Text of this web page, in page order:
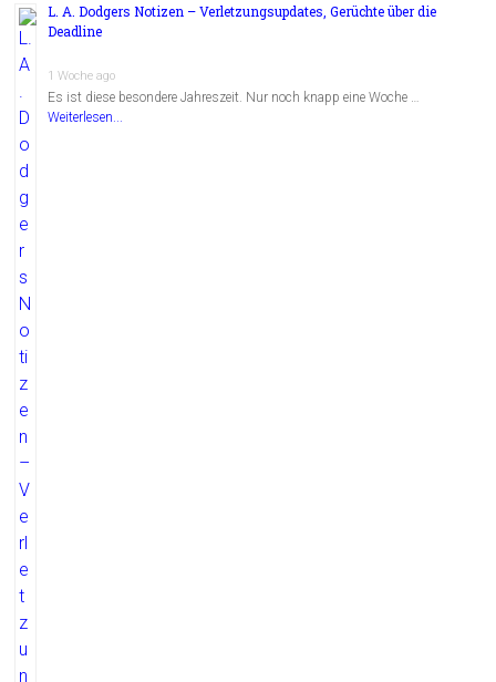
L. A. Dodgers Notizen – Verletzungsupdates, Gerüchte über die
Deadline
1 Woche ago
Es ist diese besondere Jahreszeit. Nur noch knapp eine Woche …
Weiterlesen...